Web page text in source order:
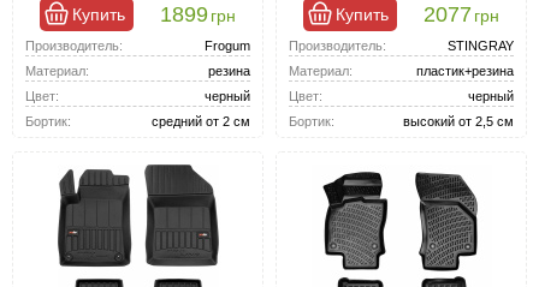
Купить 1899грн
Производитель:
Frogum
Материал:
резина
Цвет:
черный
Бортик:
средний от 2 см
Купить 2077грн
Производитель:
STINGRAY
Материал:
пластик+резина
Цвет:
черный
Бортик:
высокий от 2,5 см